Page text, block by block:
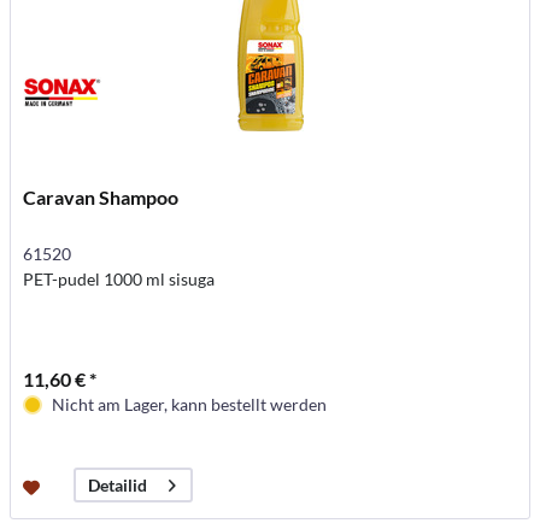
Caravan Shampoo
61520
PET-pudel 1000 ml sisuga
11,60 € *
Nicht am Lager, kann bestellt werden
Detailid